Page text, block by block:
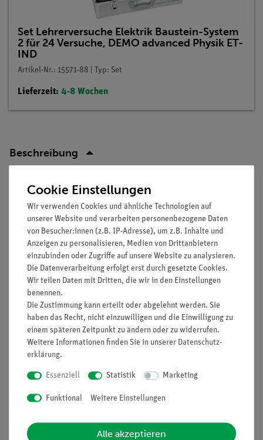
Set Lehrerversuche Elektrik Baustein-System
2 für 24 Versuche, DEMO advanced Physik ET-
IND
Artikel-Nr.: 15571-88 | Typ: Set
Lieferzeit: 4-8 Wochen
Beschreibung
Prinzip
Anhand eines Funktionsmodells sollen der Aufbau und die
Wirkungsweise eines Synchronmotors demonstriert werden.
Vorteile
Keine zusätzlichen Kabelverbindungen zwischen den
Bausteinen nötig - übersichtlicherer und schnellerer
Aufbau
Kontaktsicherheit durch puzzelartig verzahnbare
Bausteine
Hartvergoldete, korrosionsbeständige Kontakte
Doppelter Lernerfolg: Elektrischer Schaltplan auf der
Cookie Einstellungen
Wir verwenden Cookies und ähnliche Technologien auf
unserer Website und verarbeiten personenbezogene Daten
von Besucher:innen (z.B. IP-Adresse), um z.B. Inhalte und
Anzeigen zu personalisieren, Medien von Drittanbietern
einzubinden oder Zugriffe auf unsere Website zu analysieren.
Die Datenverarbeitung erfolgt erst durch gesetzte Cookies.
Wir teilen Daten mit Dritten, die wir in den Einstellungen
benennen.
Die Zustimmung kann erteilt oder abgelehnt werden. Sie
haben das Recht, nicht einzuwilligen und die Einwilligung zu
einem späteren Zeitpunkt zu ändern oder zu widerrufen.
Weitere Informationen finden Sie in unserer Daten­schutz­
erklärung.
Essenziell Statistik Marketing
Funktional Weitere Einstellungen
Alle akzeptieren